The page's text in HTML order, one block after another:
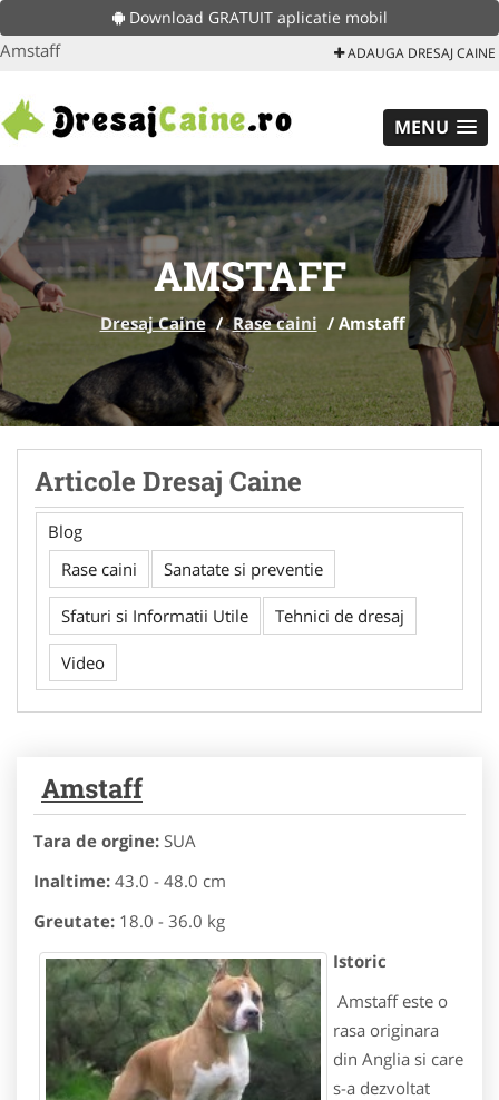
Download GRATUIT aplicatie mobil
Amstaff ADAUGA DRESAJ CAINE
MENU
AMSTAFF
Dresaj Caine / Rase caini / Amstaff
Articole Dresaj Caine
Blog
Rase caini
Sanatate si preventie
Sfaturi si Informatii Utile Tehnici de dresaj
Video
Amstaff
Tara de orgine: SUA
Inaltime: 43.0 - 48.0 cm
Greutate: 18.0 - 36.0 kg
Istoric
Amstaff este o
rasa originara
din Anglia si care
s-a dezvoltat